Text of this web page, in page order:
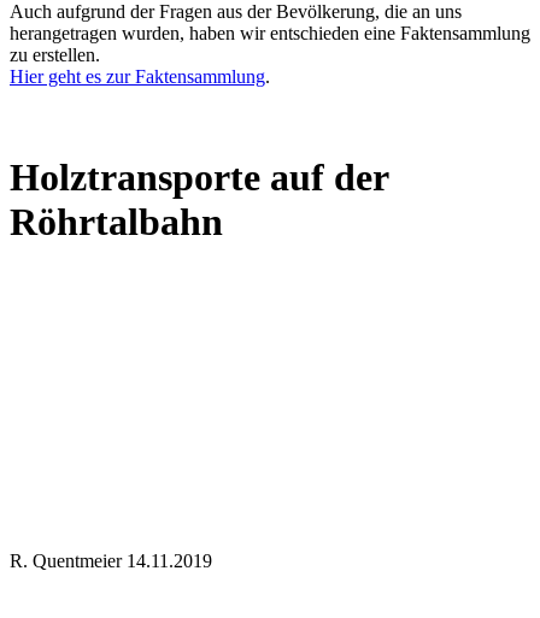
Auch aufgrund der Fragen aus der Bevölkerung, die an uns
herangetragen wurden, haben wir entschieden eine Faktensammlung
zu erstellen.
Hier geht es zur Faktensammlung.
Holztransporte auf der
Röhrtalbahn
R. Quentmeier 14.11.2019